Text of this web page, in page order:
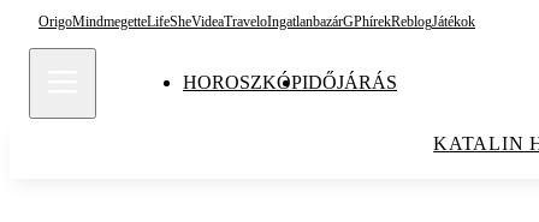
OrigoMindmegetteLifeSheVideaTraveloIngatlanbazárGPhírekReblogJátékok
HOROSZKÓPIDŐJÁRÁS
KATALIN